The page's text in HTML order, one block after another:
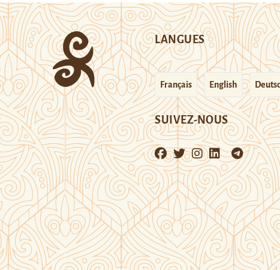
LANGUES
Français English
SUIVEZ-NOUS